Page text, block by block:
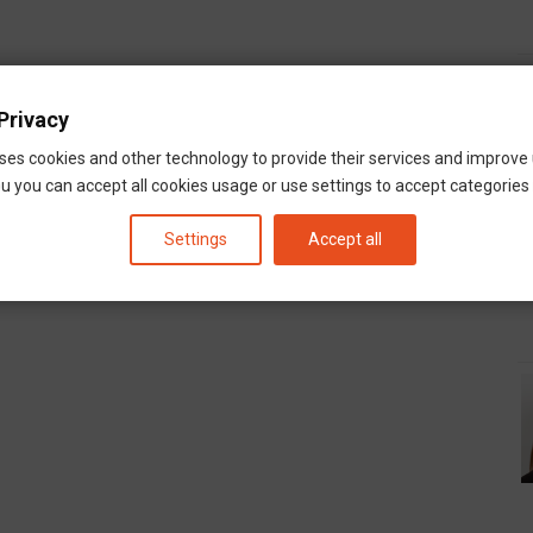
Ulm
cookies and other technology to provide their services and improve
you can accept all cookies usage or use settings to accept categories
Settings Accept all